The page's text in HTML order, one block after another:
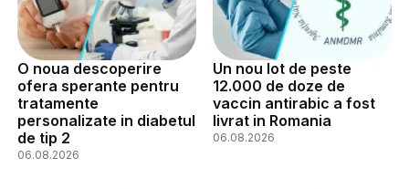
O noua descoperire
ofera sperante pentru
tratamente
personalizate in diabetul
de tip 2
06.08.2026
Un nou lot de peste
12.000 de doze de
vaccin antirabic a fost
livrat in Romania
06.08.2026